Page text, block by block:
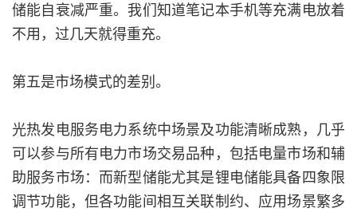
储能自衰减严重。我们知道笔记本手机等充满电放着
不用，过几天就得重充。
第五是市场模式的差别。
光热发电服务电力系统中场景及功能清晰成熟，几乎
可以参与所有电力市场交易品种，包括电量市场和辅
助服务市场：而新型储能尤其是锂电储能具备四象限
调节功能，但各功能间相互关联制约、应用场景繁多